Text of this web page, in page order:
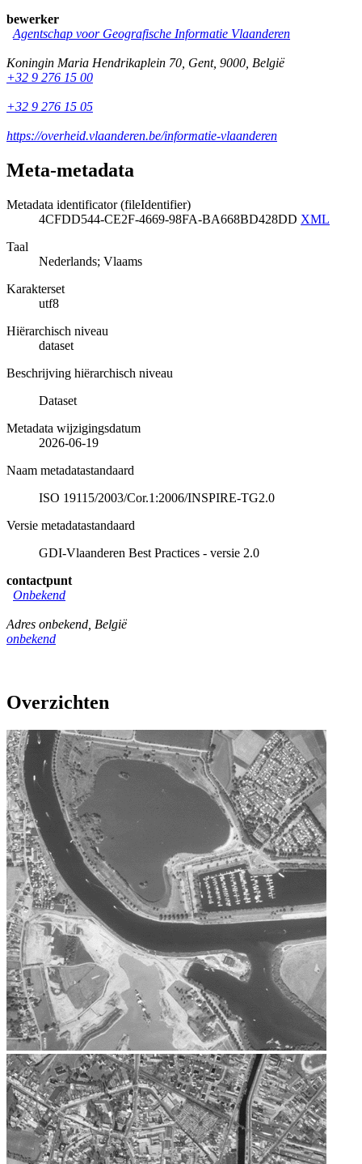
bewerker
Agentschap voor Geografische Informatie Vlaanderen
Koningin Maria Hendrikaplein 70 Gent, 9000 België
+32 9 276 15 00
+32 9 276 15 05
https://overheid.vlaanderen.be/informatie-vlaanderen
Meta-metadata
Metadata identificator (fileIdentifier)
4CFDD544-CE2F-4669-98FA-BA668BD428DD XML
Taal
Nederlands; Vlaams
Karakterset
utf8
Hiërarchisch niveau
dataset
Beschrijving hiërarchisch niveau
Dataset
Metadata wijzigingsdatum
2026-06-19
Naam metadatastandaard
ISO 19115/2003/Cor.1:2006/INSPIRE-TG2.0
Versie metadatastandaard
GDI-Vlaanderen Best Practices - versie 2.0
contactpunt
Onbekend
Adres onbekend België
onbekend
Overzichten